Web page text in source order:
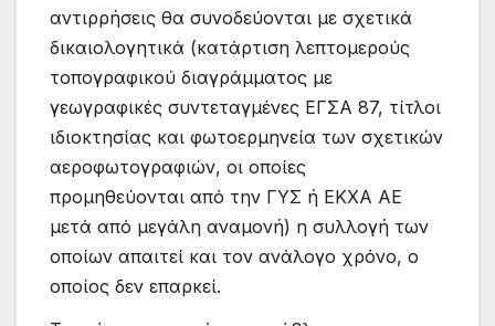
αντιρρήσεις θα συνοδεύονται με σχετικά
δικαιολογητικά (κατάρτιση λεπτομερούς
τοπογραφικού διαγράμματος με
γεωγραφικές συντεταγμένες ΕΓΣΑ 87, τίτλοι
ιδιοκτησίας και φωτοερμηνεία των σχετικών
αεροφωτογραφιών, οι οποίες
προμηθεύονται από την ΓΥΣ ή ΕΚΧΑ ΑΕ
μετά από μεγάλη αναμονή) η συλλογή των
οποίων απαιτεί και τον ανάλογο χρόνο, ο
οποίος δεν επαρκεί.